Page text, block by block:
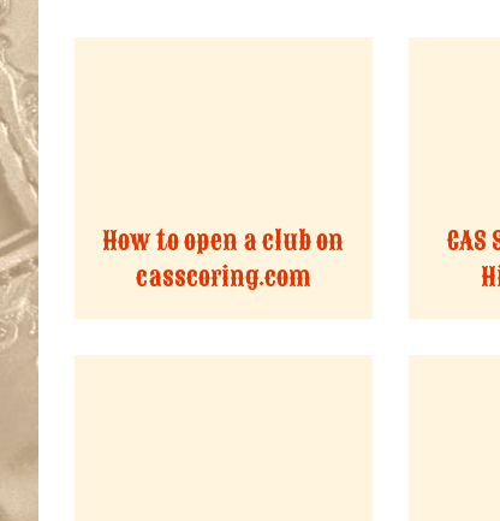
How to open a club on
casscoring.com